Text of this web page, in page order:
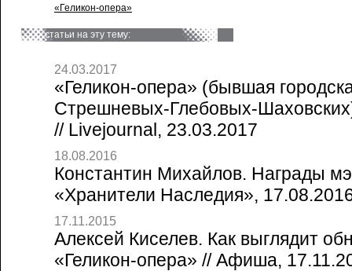
«Геликон-опера»
статьи на эту тему:
24.03.2017
«Геликон-опера» (бывшая
Стрешневых-Глебовых-
// Livejournal, 23.03.2017
18.08.2016
Константин Михайлов. Награды
«Хранители Наследия»,
17.11.2015
Алексей Киселев. Как выглядит
«Геликон-опера» // Афиша,